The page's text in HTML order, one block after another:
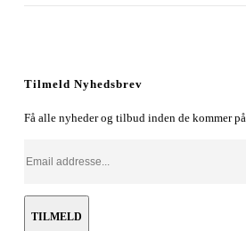
Tilmeld Nyhedsbrev
Få alle nyheder og tilbud inden de kommer